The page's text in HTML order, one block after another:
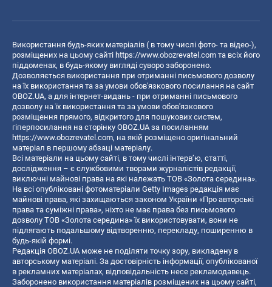
Використання будь-яких матеріалів ( в тому числі фото- та відео-),
розміщених на цьому сайті https://www.obozrevatel.com та всіх його
піддоменах, в будь-якому вигляді суворо заборонено.
Дозволяється використання при отриманні письмового дозволу
на їх використання та за умови обов'язкового посилання на сайт
OBOZ.UA, а для інтернет-видань - при отриманні письмового
дозволу на їх використання та за умови обов'язкового
розміщення прямого, відкритого для пошукових систем,
гіперпосилання на сторінку OBOZ.UA за посиланням
https://www.obozrevatel.com, на якій розміщено оригінальний
матеріал в першому абзаці матеріалу.
Всі матеріали на цьому сайті, в тому числі інтерв’ю, статті,
дослідження – є службовими творами журналістів редакції,
виключні майнові права на які належать ТОВ «Золота середина».
На всі опубліковані фотоматеріали Getty Images редакція має
майнові права, які захищаються законом України «Про авторські
права та суміжні права», ніхто не має права без письмового
дозволу ТОВ «Золота середина» їх використовувати, вони не
підлягають подальшому відтворенню, перекладу, поширенню в
будь-якій формі.
Редакція OBOZ.UA може не поділяти точку зору, викладену в
авторському матеріалі. За достовірність інформації, опублікованої
в рекламних матеріалах, відповідальність несе рекламодавець.
Заборонено використання матеріалів розміщених на цьому сайті,